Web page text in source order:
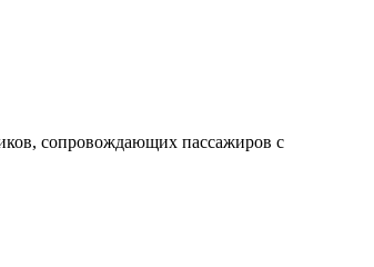
сопровождающих пассажиров с